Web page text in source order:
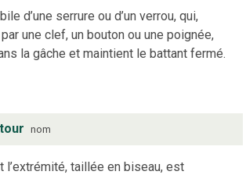
d’une serrure ou d’un verrou, qui,
une clef, un bouton ou une poignée,
la gâche et maintient le battant fermé.
nom
l’extrémité, taillée en biseau, est